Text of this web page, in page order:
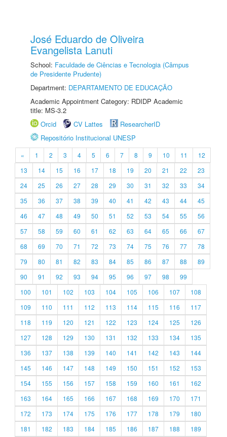
José Eduardo de Oliveira
Evangelista Lanuti
School: Faculdade de Ciências e Tecnologia (Câmpus
de Presidente Prudente)
Department: DEPARTAMENTO DE EDUCAÇÃO
Academic Appointment Category: RDIDP Academic
title: MS-3.2
Orcid
CV Lattes
ResearcherID
Repositório Institucional UNESP
« 1 2 3 4 5 6 7 8 9 10 11
12
13
14 15 16 17 18 19 20 21 22
23
24
25 26 27 28 29 30 31 32 33
34
35
36 37 38 39 40 41 42 43 44
45
46
47 48 49 50 51 52 53 54 55
56
57
58 59 60 61 62 63 64 65 66
67
68
69 70 71 72 73 74 75 76 77
78
79
80 81 82 83 84 85 86 87 88
89
90
91 92 93 94 95 96 97 98
99
100
101 102 103 104 105 106 107
108
109
110 111 112 113 114 115 116
117
118
119 120 121 122 123 124 125
126
127
128 129 130 131 132 133 134
135
136
137 138 139 140 141 142 143
144
145
146 147 148 149 150 151 152
153
154
155 156 157 158 159 160 161
162
163
164 165 166 167 168 169 170
171
172
173 174 175 176 177 178 179
180
181
182 183 184 185 186 187 188
189